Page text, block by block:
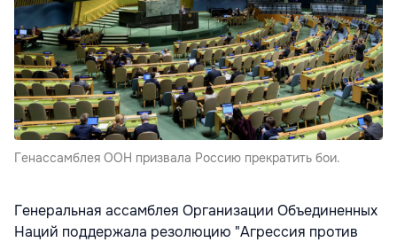
Генассамблея ООН призвала Россию прекратить бои.
Генеральная ассамблея Организации Объединенных
Наций поддержала резолюцию "Агрессия против